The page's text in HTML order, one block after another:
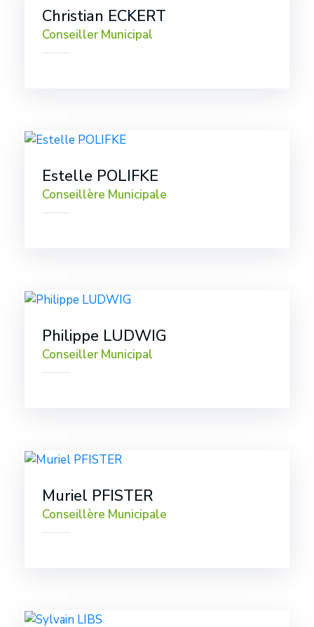
Christian ECKERT
Conseiller Municipal
Estelle POLIFKE
Conseillère Municipale
Philippe LUDWIG
Conseiller Municipal
Muriel PFISTER
Conseillère Municipale